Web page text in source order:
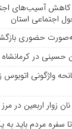
کاهش آسیب‌های
اجتماعی استان
حضوری
حسینی در
سانحه واژگونی
زوار اربعین در
تا سفره مردم